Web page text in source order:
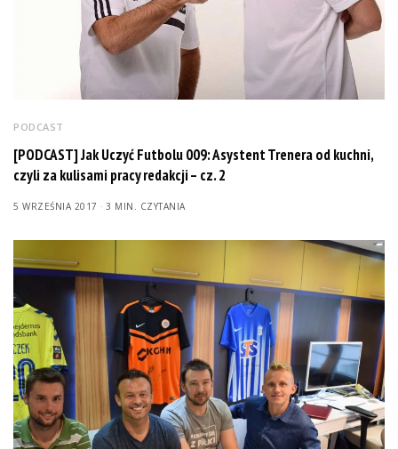
PODCAST
[PODCAST] Jak Uczyć Futbolu 009: Asystent Trenera od kuchni,
czyli za kulisami pracy redakcji – cz. 2
5 WRZEŚNIA 2017 3 MIN. CZYTANIA